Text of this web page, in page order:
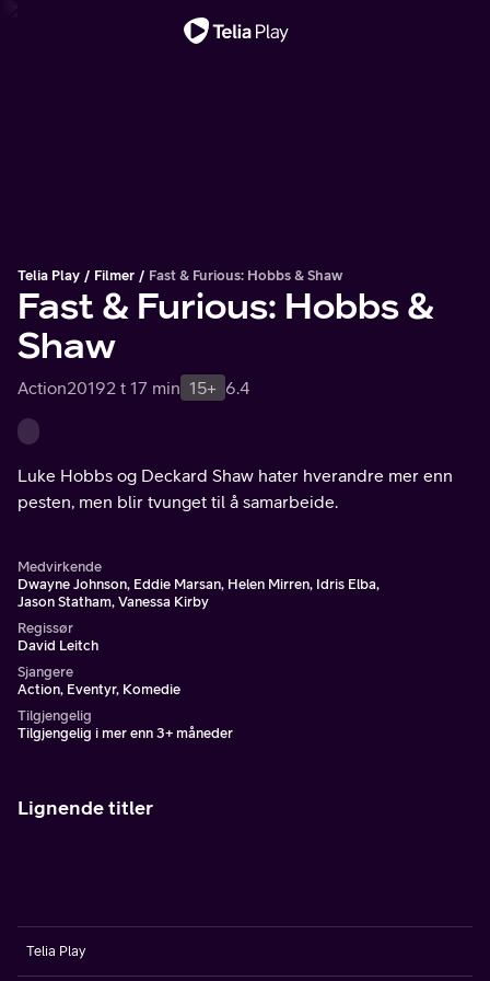
Telia Play Filmer Fast & Furious: Hobbs & Shaw
Fast & Furious: Hobbs &
Shaw
Action20192 t 17 min 15+ 6.4
Luke Hobbs og Deckard Shaw hater hverandre mer enn
pesten, men blir tvunget til å samarbeide.
Medvirkende
Dwayne Johnson, Eddie Marsan, Helen Mirren, Idris Elba,
Jason Statham, Vanessa Kirby
Regissør
David Leitch
Sjangere
Action, Eventyr, Komedie
Tilgjengelig
Tilgjengelig i mer enn 3+ måneder
Lignende titler
Telia Play